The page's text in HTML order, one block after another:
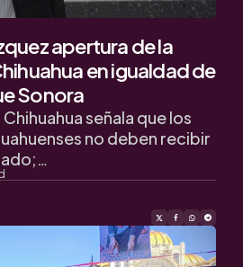
apertura de la
en igualdad de
Sonora
señala que los
no deben recibir